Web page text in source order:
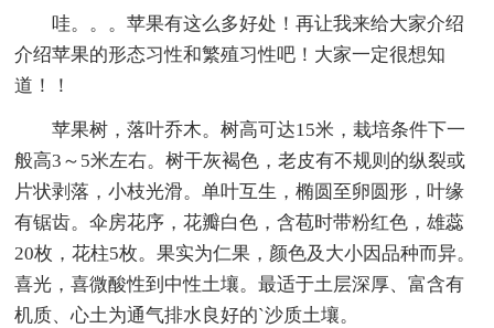
哇。。。苹果有这么多好处！再让我来给大家介绍
介绍苹果的形态习性和繁殖习性吧！大家一定很想知
道！！
苹果树，落叶乔木。树高可达15米，栽培条件下一
般高3～5米左右。树干灰褐色，老皮有不规则的纵裂或
片状剥落，小枝光滑。单叶互生，椭圆至卵圆形，叶缘
有锯齿。伞房花序，花瓣白色，含苞时带粉红色，雄蕊
20枚，花柱5枚。果实为仁果，颜色及大小因品种而异。
喜光，喜微酸性到中性土壤。最适于土层深厚、富含有
机质、心土为通气排水良好的`沙质土壤。